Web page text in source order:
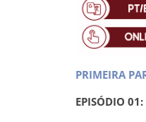
PRIMEIRA
EPISÓDIO 01: